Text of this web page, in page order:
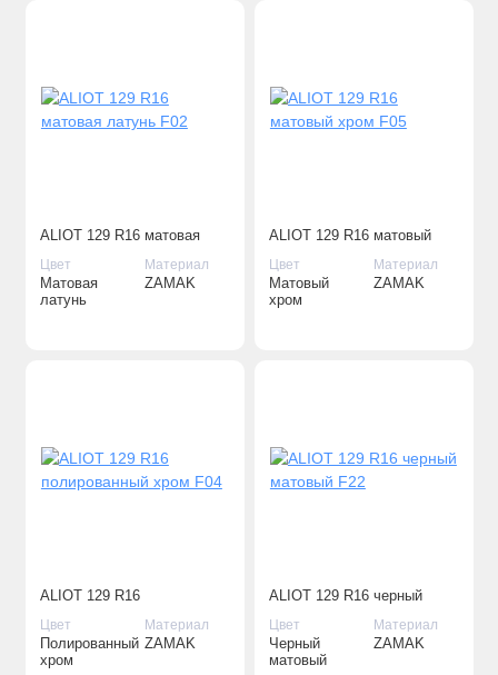
ALIOT 129 R16 матовая
латунь F02
Цвет
Матовая
латунь
Материал
ZAMAK
ALIOT 129 R16 матовый
хром F05
Цвет
Матовый
хром
Материал
ZAMAK
ALIOT 129 R16
полированный хром F04
Цвет
Полированный
хром
Материал
ZAMAK
ALIOT 129 R16 черный
матовый F22
Цвет
Черный
матовый
Материал
ZAMAK